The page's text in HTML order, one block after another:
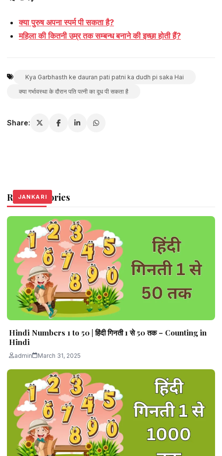
क्या पुरुष अपना स्पर्म पी सकता है?
महिला की कितनी उम्र तक सम्बन्ध बनाने की इच्छा होती हैं?
Kya Garbhasth ke dauran pati patni ka dudh pi saka Hai
क्या गर्भावस्था के दौरान पति पत्नी का दूध पी सकता है
Share:
Related Stories
JANKARI
Hindi Numbers 1 to 50 | हिंदी गिनती 1 से 50 तक – Counting in
Hindi
admin March 31, 2025
JANKARI
JANKARI